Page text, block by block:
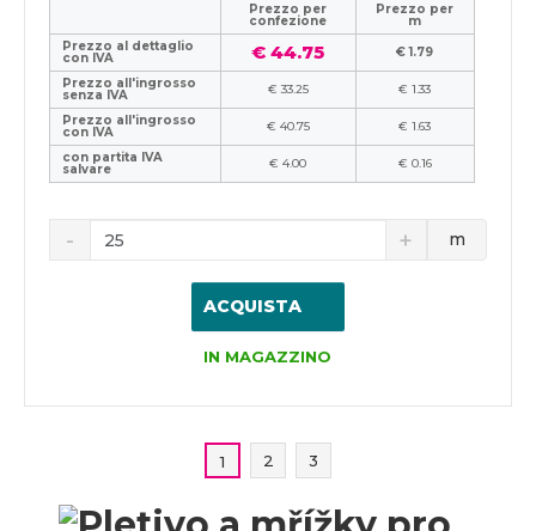
Prezzo per
confezione
Prezzo per
m
Prezzo al dettaglio
con IVA € 44.75
€ 1.79
Prezzo all'ingrosso
senza IVA € 33.25
€ 1.33
Prezzo all'ingrosso
con IVA € 40.75
€ 1.63
con partita IVA
salvare € 4.00 € 0.16
m
ACQUISTA
IN MAGAZZINO
1 2 3